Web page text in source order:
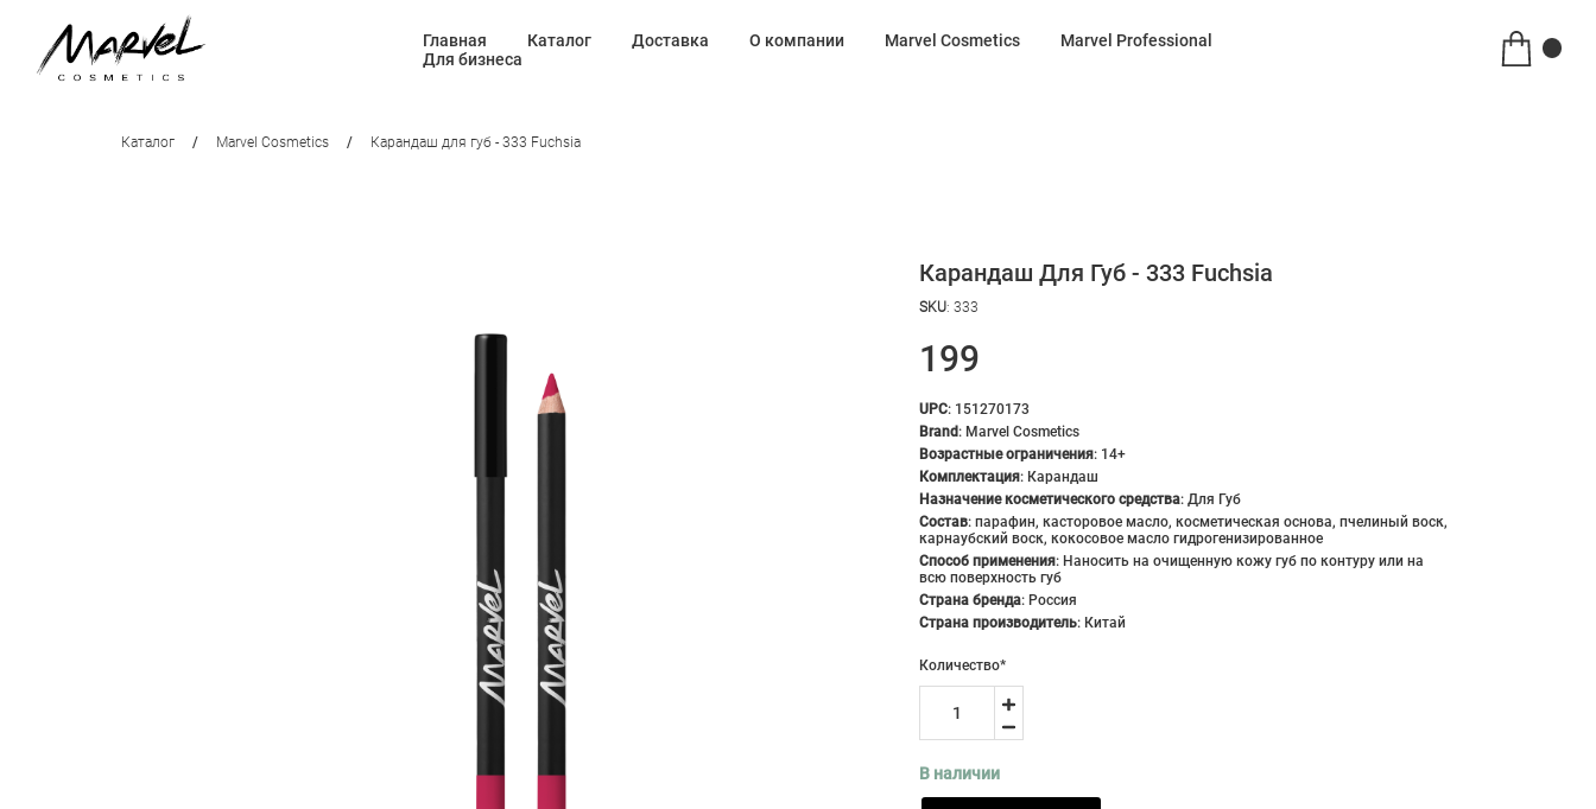
Главная Каталог Доставка О компании Marvel Cosmetics
Marvel Professional
Для бизнеса
Каталог / Marvel Cosmetics / Карандаш для губ - 333 Fuchsia
Карандаш Для Губ - 333 Fuchsia
SKU: 333
199
UPC: 151270173
Brand : Marvel Cosmetics
Возрастные ограничения: 14+
Комплектация: Карандаш
Назначение косметического средства: Для Губ
Состав: парафин, касторовое масло, косметическая основа, пчелиный воск,
карнаубский воск, кокосовое масло гидрогенизированное
Способ применения: Наносить на очищенную кожу губ по контуру или на
всю поверхность губ
Страна бренда: Россия
Страна производитель: Китай
Количество*
В наличии